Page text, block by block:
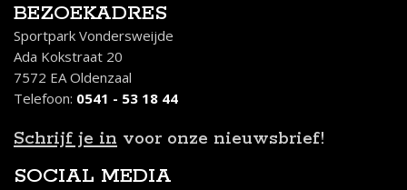
BEZOEKADRES
Sportpark Vondersweijde
Ada Kokstraat 20
7572 EA Oldenzaal
Telefoon: 0541 - 53 18 44
Schrijf je in voor onze nieuwsbrief!
SOCIAL MEDIA